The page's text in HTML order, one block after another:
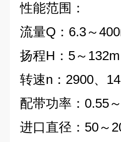
性能范围：
流量Q：6.3～
扬程H：5～132m
转速n：2900、
配带功率：0.55
进口直径：50～